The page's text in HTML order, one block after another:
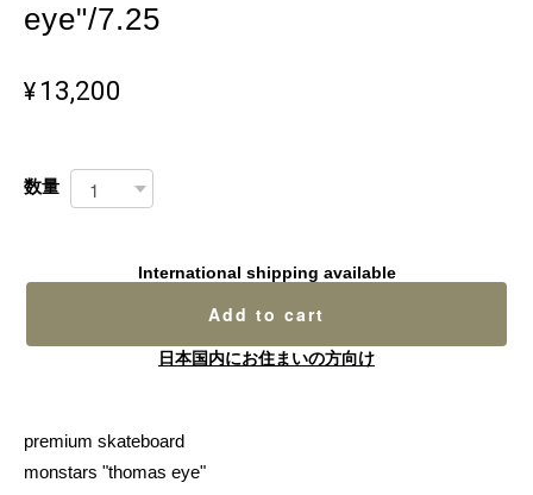
eye"/7.25
¥13,200
数量
International shipping available
Add to cart
日本国内にお住まいの方向け
premium skateboard
monstars "thomas eye"